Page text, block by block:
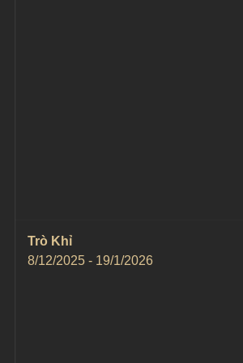
Trò Khỉ
8/12/2025 - 19/1/2026